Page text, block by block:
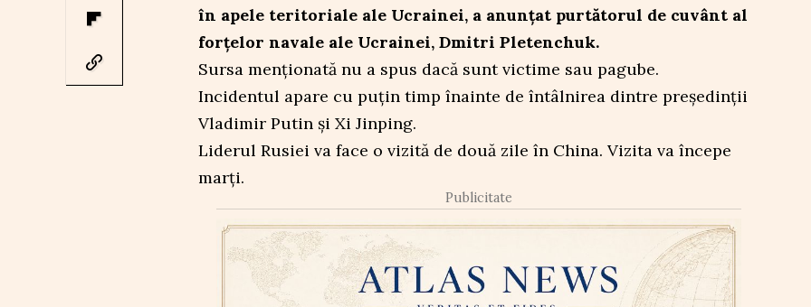
în apele teritoriale ale Ucrainei, a anunțat purtătorul de cuvânt al
forțelor navale ale Ucrainei, Dmitri Pletenchuk.
Sursa menționată nu a spus dacă sunt victime sau pagube.
Incidentul apare cu puțin timp înainte de întâlnirea dintre președinții
Vladimir Putin și Xi Jinping.
Liderul Rusiei va face o vizită de două zile în China. Vizita va începe
marți.
Publicitate